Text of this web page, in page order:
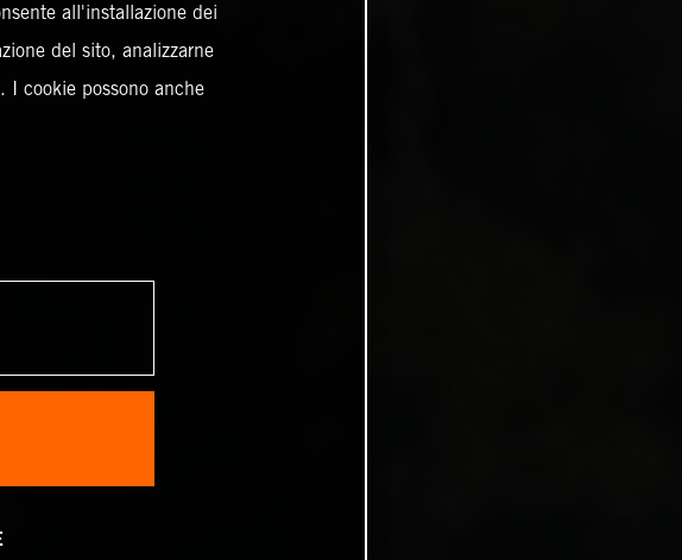
all'installazione dei
del sito, analizzarne
I cookie possono anche